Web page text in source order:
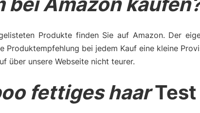
Produkte finden Sie auf Amazon. Der
Produktempfehlung bei jedem Kauf eine kleine
über unsere Webseite nicht teurer.
fettiges haarTest